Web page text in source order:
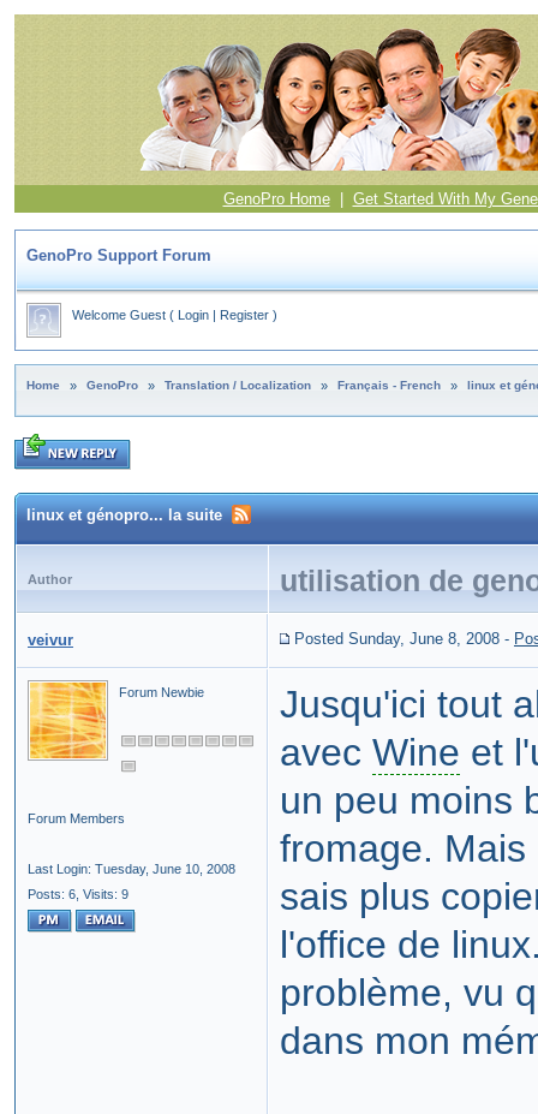
GenoPro Home| Get Started With My
GenoPro Support Forum
Welcome Guest ( Login | Register )
Home » GenoPro » Translation / Localization » Français - French » linux et
linux et génopro... la suite
Author utilisation de
veivur Posted Sunday, June 8, 2008 -
Forum Newbie
Forum Members
Last Login: Tuesday, June 10, 2008
Posts: 6, Visits: 9
Jusqu'ici tout
avec Wine et
un peu moins
fromage.
sais plus
l'office de
problème, vu
dans mon